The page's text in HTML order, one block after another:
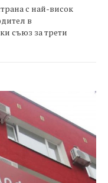
с най-висок
в
съюз за трети